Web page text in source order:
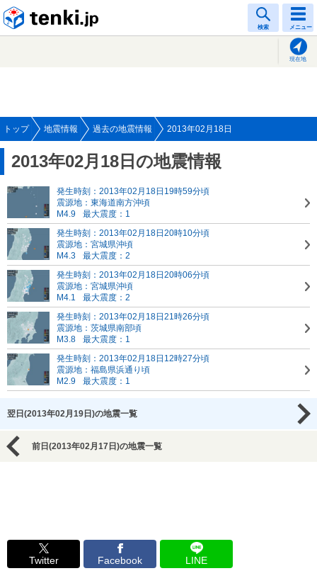
検索 メニュー
現在地
トップ 地震情報 過去の地震情報 2013年02月18日
2013年02月18日の地震情報
発生時刻：2013年02月18日19時59分頃
震源地：東海道南方沖頃
M4.9
最大震度：1
発生時刻：2013年02月18日20時10分頃
震源地：宮城県沖頃
M4.3
最大震度：2
発生時刻：2013年02月18日20時06分頃
震源地：宮城県沖頃
M4.1
最大震度：2
発生時刻：2013年02月18日21時26分頃
震源地：茨城県南部頃
M3.8
最大震度：1
発生時刻：2013年02月18日12時27分頃
震源地：福島県浜通り頃
M2.9
最大震度：1
翌日(2013年02月19日)の地震一覧
前日(2013年02月17日)の地震一覧
Twitter Facebook LINE